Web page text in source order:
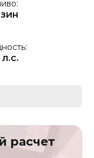
расчет